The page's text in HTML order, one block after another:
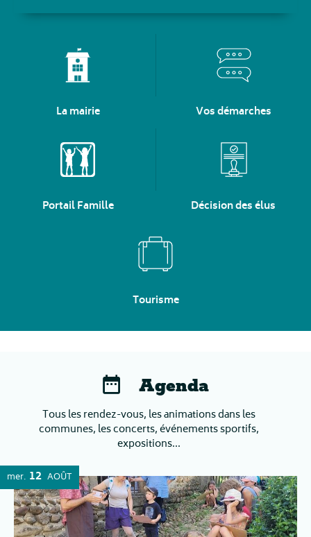
La mairie Vos démarches
Portail Famille Décision des élus
Tourisme
Agenda
Tous les rendez-vous, les animations dans les
communes, les concerts, événements sportifs,
expositions...
mer. 12 AOÛT